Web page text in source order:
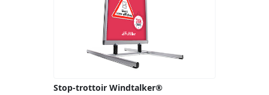
Stop-trottoir Windtalker®